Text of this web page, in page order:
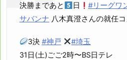
決勝まであと
日 #リーグワ
サバンナ 八木真澄さんの就任コ
3決 #神戸
#埼玉
31日(土)ごご2時〜BS日テレ